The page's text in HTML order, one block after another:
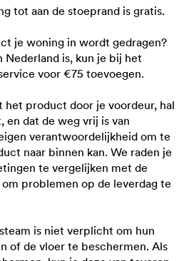
tot aan de stoeprand is gratis.
je woning in wordt gedragen?
Nederland is, kun je bij het
voor €75 toevoegen.
het product door je voordeur, hal
en dat de weg vrij is van
verantwoordelijkheid om te
naar binnen kan. We raden je
te vergelijken met de
problemen op de leverdag te
is niet verplicht om hun
of de vloer te beschermen. Als